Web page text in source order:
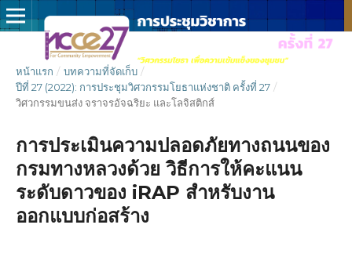
หน้าแรก / บทความที่จัดเก็บ /
ปีที่ 27 (2022): การประชุมวิศวกรรมโยธาแห่งชาติ ครั้งที่ 27 /
วิศวกรรมขนส่ง จราจรอัจฉริยะ และโลจิสติกส์
การประเมินความปลอดภัยทางถนนของ
กรมทางหลวงด้วย วิธีการให้คะแนน
ระดับดาวของ iRAP สำหรับงาน
ออกแบบก่อสร้าง